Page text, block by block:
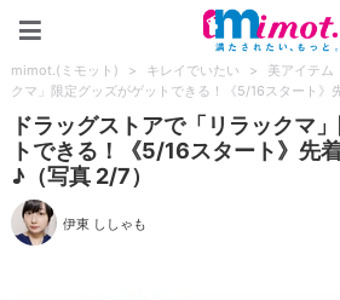
mimot.(ミモット) > キレイでいたい > 美アイテム
クマ」限定グッズがゲットできる！《5/16スタート》
ドラッグストアで「リラックマ
トできる！《5/16スタート》先
♪（写真 2/7）
伊東 ししゃも